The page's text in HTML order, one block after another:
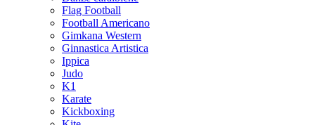
Flag Football
Football Americano
Gimkana Western
Ginnastica Artistica
Ippica
Judo
K1
Karate
Kickboxing